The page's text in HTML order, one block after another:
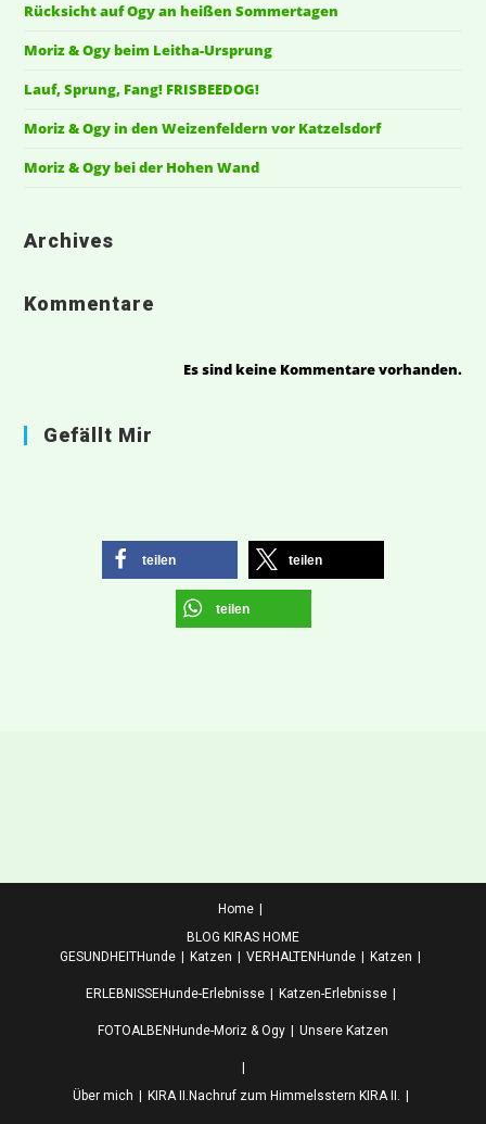
Rücksicht auf Ogy an heißen Sommertagen
Moriz & Ogy beim Leitha-Ursprung
Lauf, Sprung, Fang! FRISBEEDOG!
Moriz & Ogy in den Weizenfeldern vor Katzelsdorf
Moriz & Ogy bei der Hohen Wand
Archives
Kommentare
Es sind keine Kommentare vorhanden.
Gefällt Mir
teilen teilen
teilen
Home
BLOG KIRAS HOME
GESUNDHEITHunde Katzen VERHALTEN Hunde Katzen
ERLEBNISSEHunde-Erlebnisse Katzen-Erlebnisse
FOTOALBEN Hunde-Moriz & Ogy Unsere Katzen
Über mich KIRA II. Nachruf zum Himmelsstern KIRA II.